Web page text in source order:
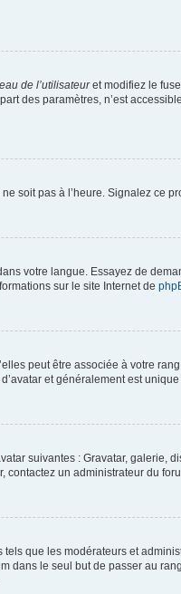
de l’utilisateuret modifiez le
des paramètres, n’est
soit pas à l’heure. Signalez ce
votre langue. Essayez de
sur le site Internet de
peut être associée à votre
et généralement est
suivantes : Gravatar, galerie,
contactez un administrateur du
que les modérateurs et
dans le seul but de passer au